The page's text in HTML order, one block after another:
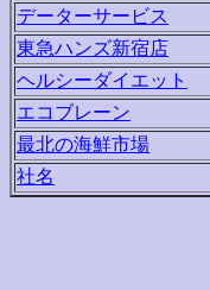
データーサービス
東急ハンズ新宿店
ヘルシーダイエット
エコブレーン
最北の海鮮市場
社名